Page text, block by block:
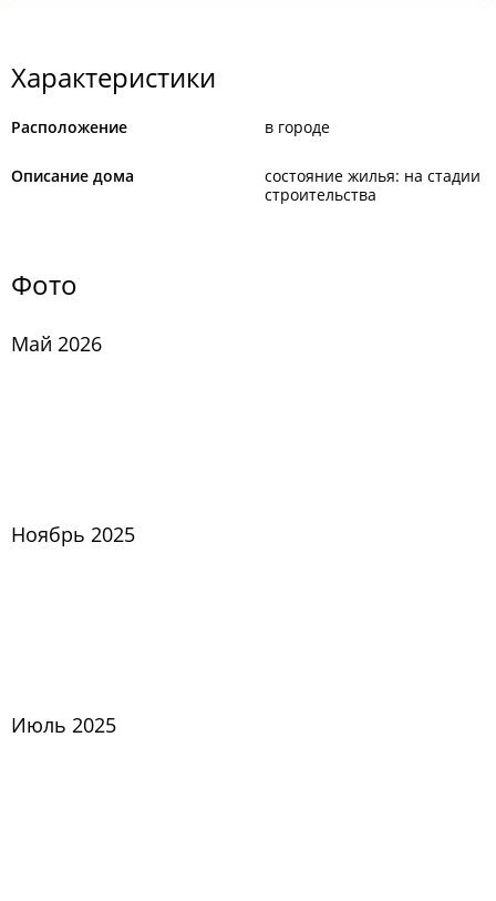
Характеристики
Расположение в городе
Описание дома
состояние жилья: на стадии
строительства
Фото
Май 2026
Ноябрь 2025
Июль 2025